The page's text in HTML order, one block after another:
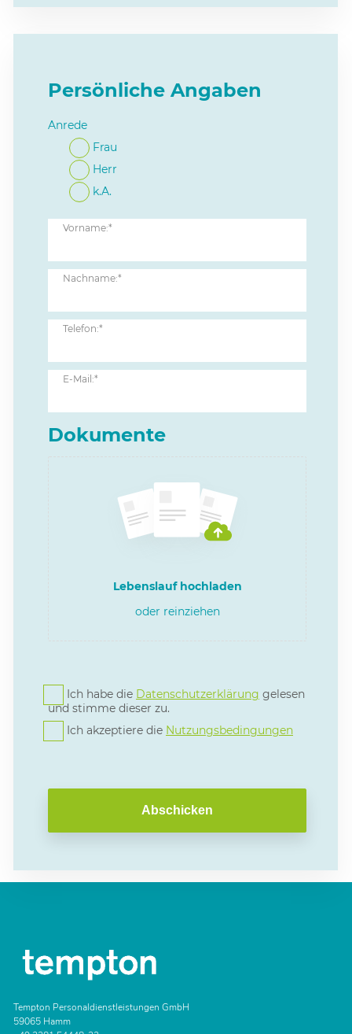
Persönliche Angaben
Anrede
Frau
Herr
k.A.
Vorname:*
Nachname:*
Telefon:*
E-Mail:*
Dokumente
Lebenslauf hochladen
oder reinziehen
Ich habe die Datenschutzerklärung gelesen
und stimme dieser zu.
Ich akzeptiere die Nutzungsbedingungen
Abschicken
Tempton Personaldienstleistungen GmbH
59065 Hamm